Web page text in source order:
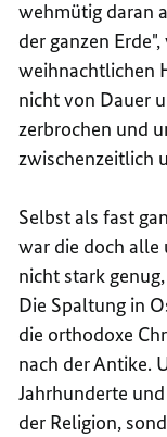
wehmütig daran
der ganzen
weihnachtlichen
nicht von Dauer
zerbrochen und
zwischenzeitlich
Selbst als fast
war die doch alle
nicht stark
Die Spaltung in
die orthodoxe
nach der Antike.
Jahrhunderte
der Religion,